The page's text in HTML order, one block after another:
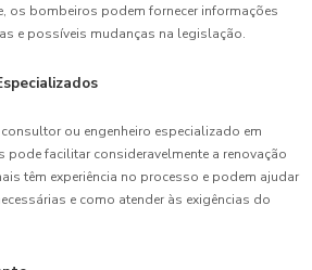
os bombeiros podem fornecer informações
e possíveis mudanças na legislação.
ou engenheiro especializado em
pode facilitar consideravelmente a renovação
têm experiência no processo e podem ajudar
e como atender às exigências do